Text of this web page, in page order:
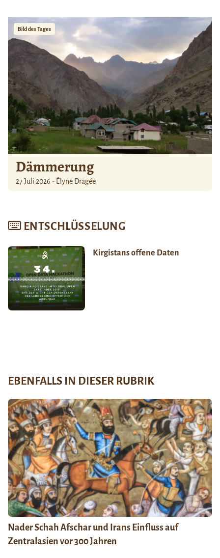
Bild des Tages
Dämmerung
27 Juli 2026 - Élyne Dragée
ENTSCHLÜSSELUNG
Kirgistans offene Daten
EBENFALLS IN DIESER RUBRIK
Nader Schah Afschar und Irans Einfluss auf
Zentralasien vor 300 Jahren